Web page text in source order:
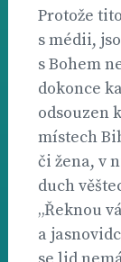
Protože
s médii,
s Bohem
dokonce
odsouzen
místech
či žena, v
duch
„Řeknou
a